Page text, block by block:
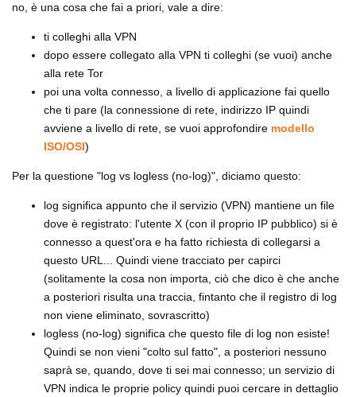
no, è una cosa che fai a priori, vale a dire:
ti colleghi alla VPN
dopo essere collegato alla VPN ti colleghi (se vuoi) anche
alla rete Tor
poi una volta connesso, a livello di applicazione fai quello
che ti pare (la connessione di rete, indirizzo IP quindi
avviene a livello di rete, se vuoi approfondire modello
ISO/OSI)
Per la questione "log vs logless (no-log)", diciamo questo:
log significa appunto che il servizio (VPN) mantiene un file
dove è registrato: l'utente X (con il proprio IP pubblico) si è
connesso a quest'ora e ha fatto richiesta di collegarsi a
questo URL... Quindi viene tracciato per capirci
(solitamente la cosa non importa, ciò che dico è che anche
a posteriori risulta una traccia, fintanto che il registro di log
non viene eliminato, sovrascritto)
logless (no-log) significa che questo file di log non esiste!
Quindi se non vieni "colto sul fatto", a posteriori nessuno
saprà se, quando, dove ti sei mai connesso; un servizio di
VPN indica le proprie policy quindi puoi cercare in dettaglio